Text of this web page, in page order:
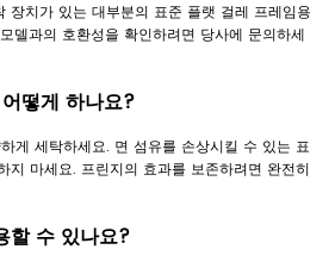
장치가 있는 대부분의 표준 플랫 걸레 프레임용
델과의 호환성을 확인하려면 당사에 문의하세
떻게 하나요?
게 세탁하세요. 면 섬유를 손상시킬 수 있는 표
지 마세요. 프린지의 효과를 보존하려면 완전히
할 수 있나요?